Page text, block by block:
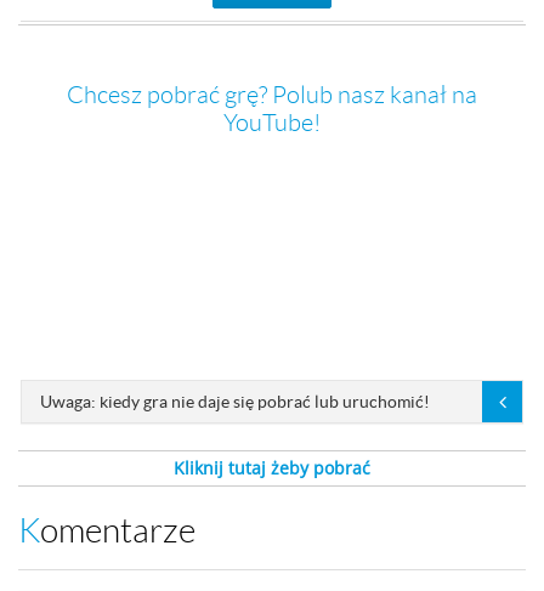
Chcesz pobrać grę? Polub nasz kanał na
YouTube!
Uwaga: kiedy gra nie daje się pobrać lub uruchomić!
Kliknij tutaj żeby pobrać
Komentarze